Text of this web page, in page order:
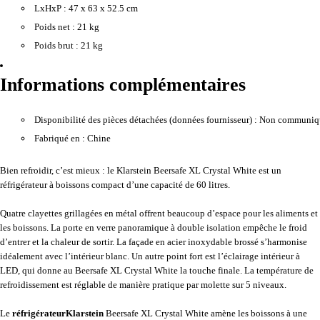
LxHxP : 47 x 63 x 52.5 cm
Poids net : 21 kg
Poids brut : 21 kg
Informations complémentaires
Disponibilité des pièces détachées (données fournisseur) : Non
Fabriqué en : Chine
Bien refroidir, c’est mieux : le Klarstein Beersafe XL Crystal White est un
réfrigérateur à boissons compact d’une capacité de 60 litres.
Quatre clayettes grillagées en métal offrent beaucoup d’espace pour les aliments et
les boissons. La porte en verre panoramique à double isolation empêche le froid
d’entrer et la chaleur de sortir. La façade en acier inoxydable brossé s’harmonise
idéalement avec l’intérieur blanc. Un autre point fort est l’éclairage intérieur à
LED, qui donne au Beersafe XL Crystal White la touche finale. La température de
refroidissement est réglable de manière pratique par molette sur 5 niveaux.
Le réfrigérateurKlarstein Beersafe XL Crystal White amène les boissons à une